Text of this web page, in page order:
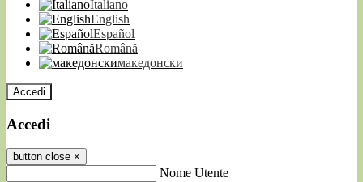
Italiano
English
Español
Română
македонски
Accedi
Accedi
button close ×
Nome Utente